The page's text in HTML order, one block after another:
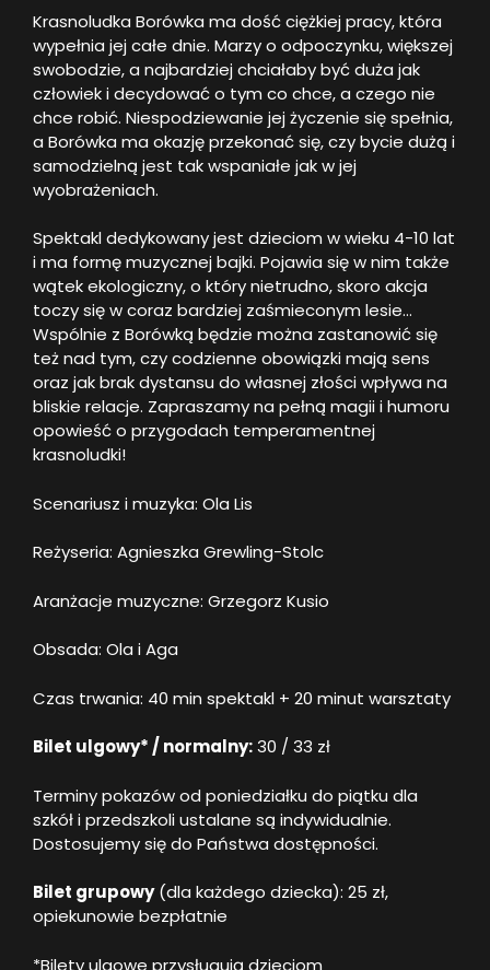
Krasnoludka Borówka ma dość ciężkiej pracy, która
wypełnia jej całe dnie. Marzy o odpoczynku, większej
swobodzie, a najbardziej chciałaby być duża jak
człowiek i decydować o tym co chce, a czego nie
chce robić. Niespodziewanie jej życzenie się spełnia,
a Borówka ma okazję przekonać się, czy bycie dużą i
samodzielną jest tak wspaniałe jak w jej
wyobrażeniach.
Spektakl dedykowany jest dzieciom w wieku 4-10 lat
i ma formę muzycznej bajki. Pojawia się w nim także
wątek ekologiczny, o który nietrudno, skoro akcja
toczy się w coraz bardziej zaśmieconym lesie…
Wspólnie z Borówką będzie można zastanowić się
też nad tym, czy codzienne obowiązki mają sens
oraz jak brak dystansu do własnej złości wpływa na
bliskie relacje. Zapraszamy na pełną magii i humoru
opowieść o przygodach temperamentnej
krasnoludki!
Scenariusz i muzyka: Ola Lis
Reżyseria: Agnieszka Grewling-Stolc
Aranżacje muzyczne: Grzegorz Kusio
Obsada: Ola i Aga
Czas trwania: 40 min spektakl + 20 minut warsztaty
Bilet ulgowy* / normalny:30 / 33 zł
Terminy pokazów od poniedziałku do piątku dla
szkół i przedszkoli ustalane są indywidualnie.
Dostosujemy się do Państwa dostępności.
Bilet grupowy(dla każdego dziecka): 25 zł,
opiekunowie bezpłatnie
*Bilety ulgowe przysługują dzieciom